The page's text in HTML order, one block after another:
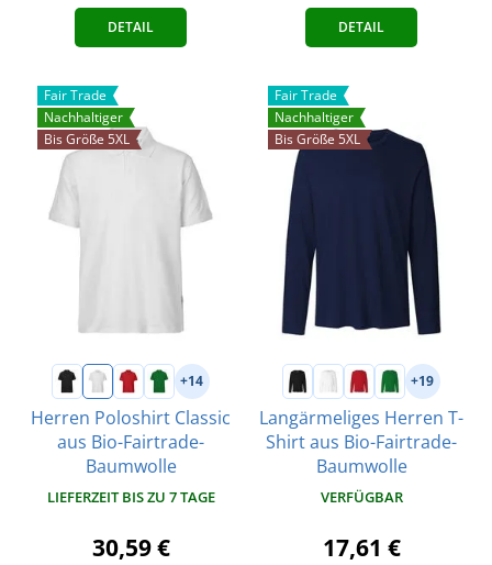
DETAIL DETAIL
Fair Trade
Nachhaltiger
Bis Größe 5XL
+14
Herren Poloshirt Classic
aus Bio-Fairtrade-
Baumwolle
LIEFERZEIT BIS ZU 7 TAGE
30,59 €
Fair Trade
Nachhaltiger
Bis Größe 5XL
+19
Langärmeliges Herren T-
Shirt aus Bio-Fairtrade-
Baumwolle
VERFÜGBAR
17,61 €